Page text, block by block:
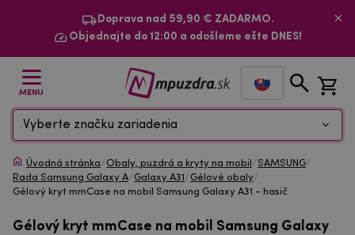
Doprava nad 59,90 € ZADARMO.
Objednajte do 12:00 a odošleme ešte DNES!
MENU
Vyberte značku zariadenia
Úvodná stránka/Obaly, puzdrá a kryty na mobil /SAMSUNG/
Rada Samsung Galaxy A/Galaxy A31/Gélové obaly/
Gélový kryt mmCase na mobil Samsung Galaxy A31 - hasič
Gélový kryt mmCase na mobil Samsung Galaxy